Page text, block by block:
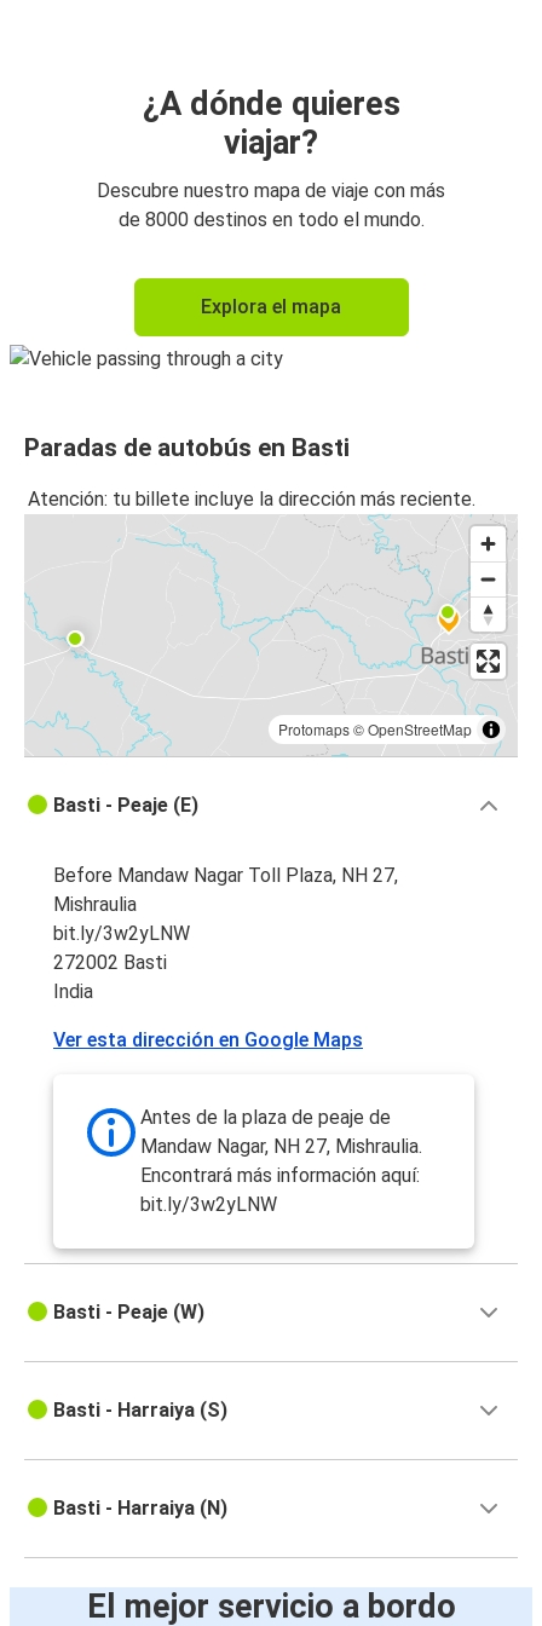
¿A dónde quieres
viajar?
Descubre nuestro mapa de viaje con más
de 8000 destinos en todo el mundo.
Explora el mapa
Paradas de autobús en Basti
Atención: tu billete incluye la dirección más reciente.
Protomaps©OpenStreetMap
Basti - Peaje (E)
Before Mandaw Nagar Toll Plaza, NH 27,
Mishraulia
bit.ly/3w2yLNW
272002 Basti
India
Ver esta dirección en Google Maps
Antes de la plaza de peaje de
Mandaw Nagar, NH 27, Mishraulia.
Encontrará más información aquí:
bit.ly/3w2yLNW
Basti - Peaje (W)
Basti - Harraiya (S)
Basti - Harraiya (N)
El mejor servicio a bordo